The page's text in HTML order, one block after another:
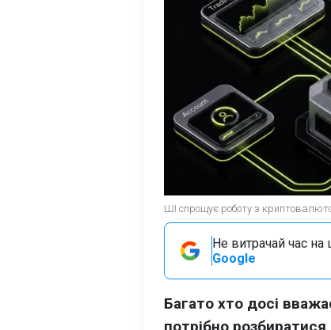
ШІ спрощує роботу з
Не витрачай час на
Google
Багато хто досі